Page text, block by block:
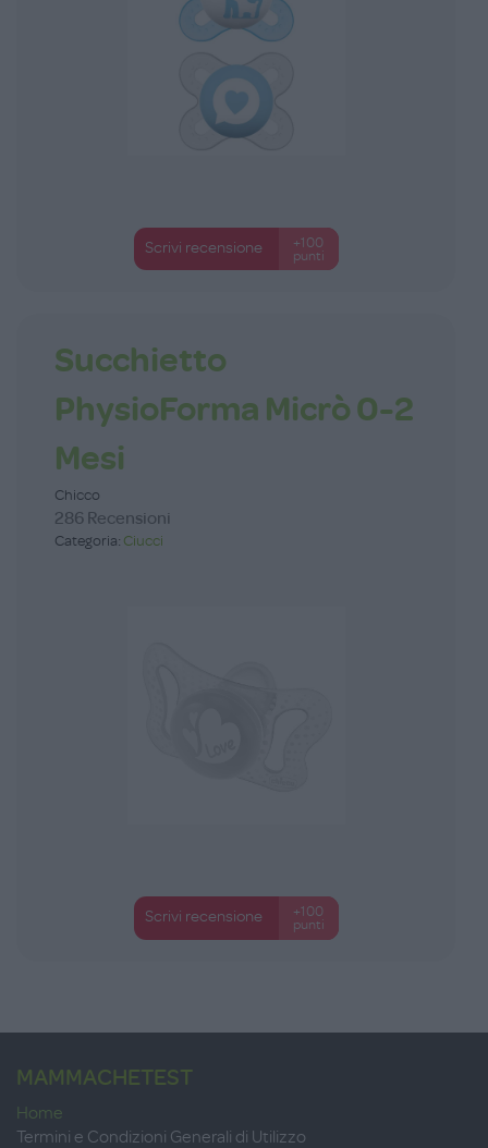
Scrivi recensione
+100
punti
Succhietto
PhysioForma Micrò 0-2
Mesi
Chicco
286 Recensioni
Categoria: Ciucci
Scrivi recensione
+100
punti
MAMMACHETEST
Home
Termini e Condizioni Generali di Utilizzo